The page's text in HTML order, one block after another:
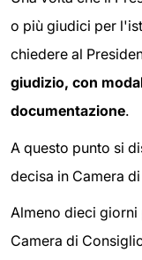
o più giudici per
chiedere al
giudizio, con
documentazione.
A questo punto si
decisa in Camera
Almeno dieci
Camera di